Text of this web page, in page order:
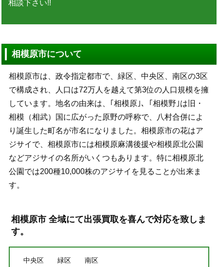
相談下さい!!
相模原市について
相模原市は、政令指定都市で、緑区、中央区、南区の3区
で構成され、人口は72万人を越えて第3位の人口規模を擁
しています。地名の由来は、｢相模原｣、｢相模野｣は旧・
相模（相武）国に広がった原野の呼称で、八村合併によ
り誕生した町名が市名になりました。相模原市の花はア
ジサイで、相模原市には相模原麻溝後援や相模原北公園
などアジサイの名所がいくつもあります。特に相模原北
公園では200種10,000株のアジサイを見ることが出来ま
す。
相模原市 全域にて出張買取を喜んで対応を致しま
す。
中央区 緑区 南区